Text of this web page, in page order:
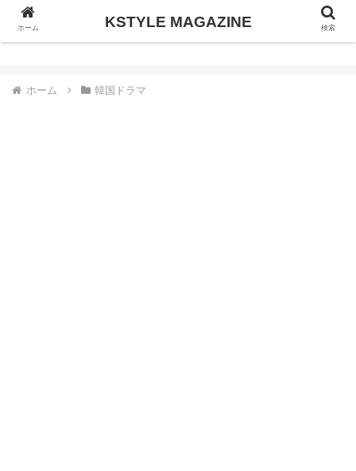
KSTYLE MAGAZINE
ホーム 韓国ドラマ
ホーム KSTYLE MAGAZINE 検索